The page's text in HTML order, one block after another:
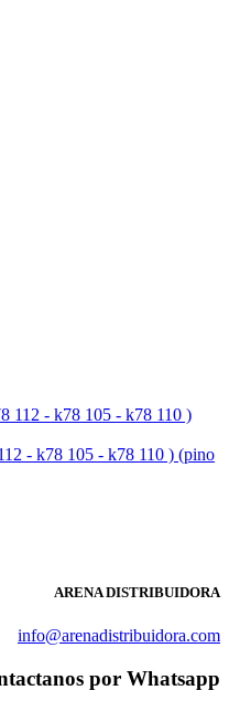
- k78 105 - k78 110 ) (pino
ARENA DISTRIBUIDORA
info@arenadistribuidora.com
por Whatsapp